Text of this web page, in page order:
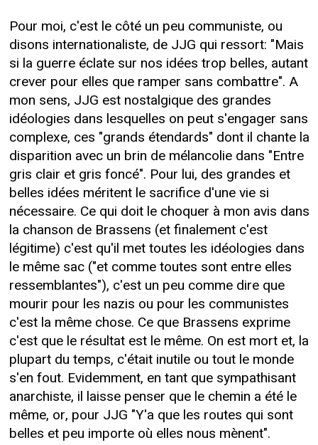
Pour moi, c'est le côté un peu communiste, ou
disons internationaliste, de JJG qui ressort: "Mais
si la guerre éclate sur nos idées trop belles, autant
crever pour elles que ramper sans combattre". A
mon sens, JJG est nostalgique des grandes
idéologies dans lesquelles on peut s'engager sans
complexe, ces "grands étendards" dont il chante la
disparition avec un brin de mélancolie dans "Entre
gris clair et gris foncé". Pour lui, des grandes et
belles idées méritent le sacrifice d'une vie si
nécessaire. Ce qui doit le choquer à mon avis dans
la chanson de Brassens (et finalement c'est
légitime) c'est qu'il met toutes les idéologies dans
le même sac ("et comme toutes sont entre elles
ressemblantes"), c'est un peu comme dire que
mourir pour les nazis ou pour les communistes
c'est la même chose. Ce que Brassens exprime
c'est que le résultat est le même. On est mort et, la
plupart du temps, c'était inutile ou tout le monde
s'en fout. Evidemment, en tant que sympathisant
anarchiste, il laisse penser que le chemin a été le
même, or, pour JJG "Y'a que les routes qui sont
belles et peu importe où elles nous mènent".